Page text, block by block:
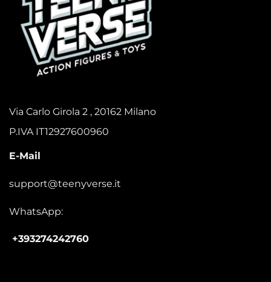
Via Carlo Girola 2 , 20162 Milano
P.IVA IT12927600960
E-Mail
support@teenyverse.it
WhatsApp:
+393274242760